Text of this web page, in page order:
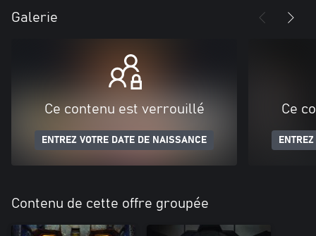
Galerie
Ce contenu est verrouillé
ENTREZ VOTRE DATE DE NAISSANCE
Ce
Contenu de cette offre groupée